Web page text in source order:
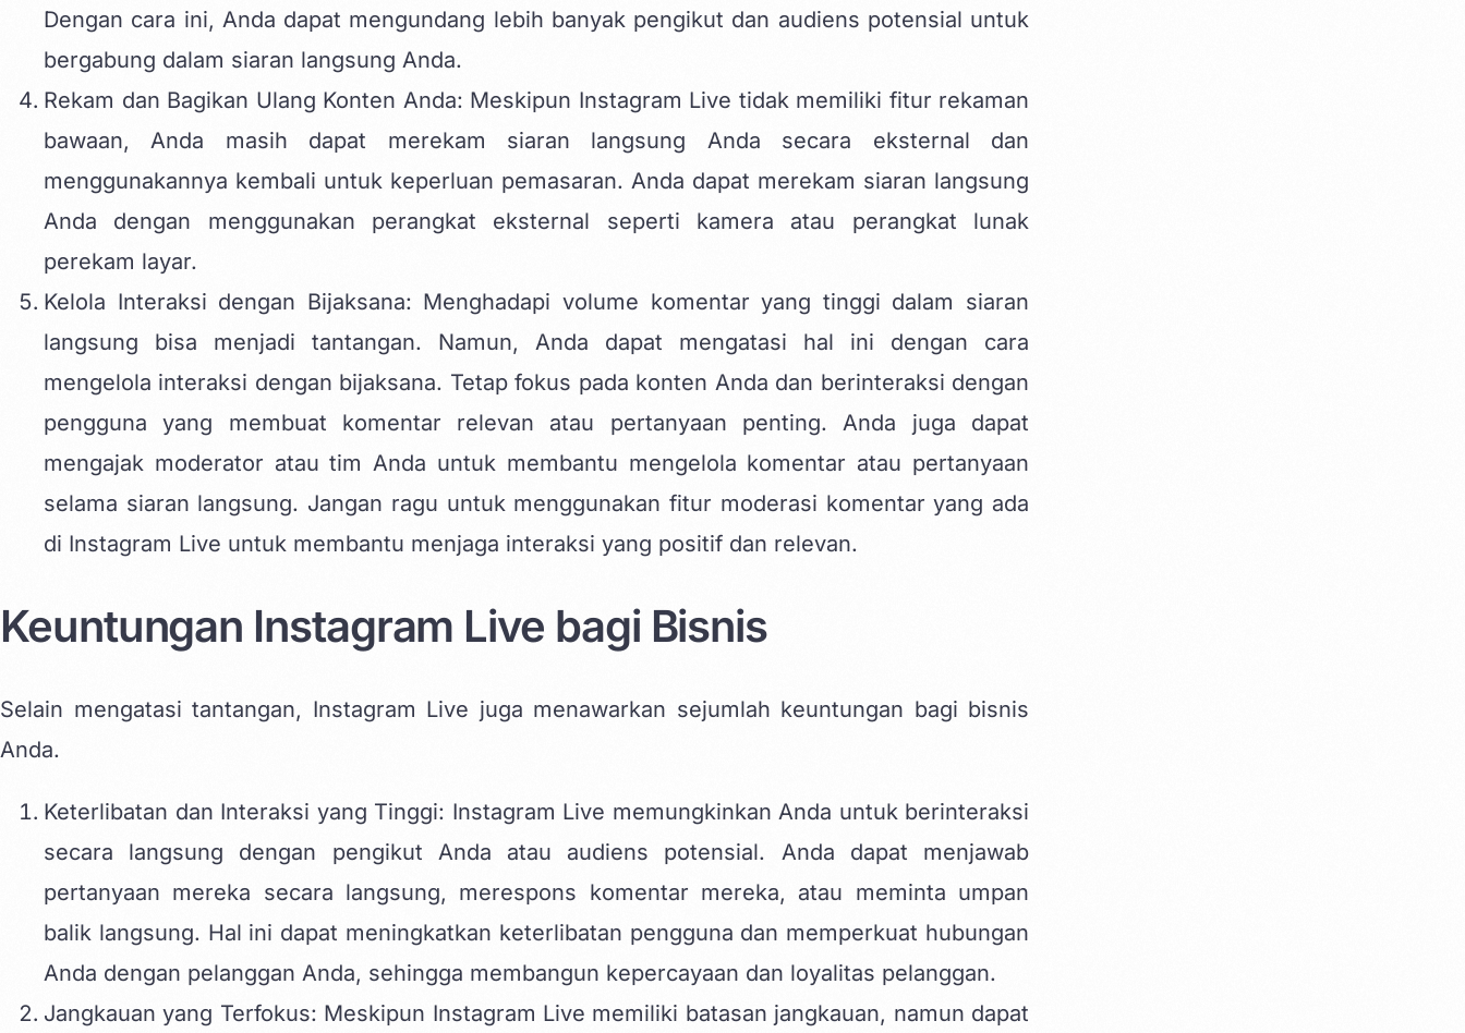
Dengan cara ini, Anda dapat mengundang lebih banyak pengikut dan audiens potensial untuk
bergabung dalam siaran langsung Anda.
Rekam dan Bagikan Ulang Konten Anda: Meskipun Instagram Live tidak memiliki fitur rekaman
bawaan, Anda masih dapat merekam siaran langsung Anda secara eksternal dan
menggunakannya kembali untuk keperluan pemasaran. Anda dapat merekam siaran langsung
Anda dengan menggunakan perangkat eksternal seperti kamera atau perangkat lunak
perekam layar.
Kelola Interaksi dengan Bijaksana: Menghadapi volume komentar yang tinggi dalam siaran
langsung bisa menjadi tantangan. Namun, Anda dapat mengatasi hal ini dengan cara
mengelola interaksi dengan bijaksana. Tetap fokus pada konten Anda dan berinteraksi dengan
pengguna yang membuat komentar relevan atau pertanyaan penting. Anda juga dapat
mengajak moderator atau tim Anda untuk membantu mengelola komentar atau pertanyaan
selama siaran langsung. Jangan ragu untuk menggunakan fitur moderasi komentar yang ada
di Instagram Live untuk membantu menjaga interaksi yang positif dan relevan.
Keuntungan Instagram Live bagi Bisnis
Selain mengatasi tantangan, Instagram Live juga menawarkan sejumlah keuntungan bagi bisnis
Anda.
Keterlibatan dan Interaksi yang Tinggi: Instagram Live memungkinkan Anda untuk berinteraksi
secara langsung dengan pengikut Anda atau audiens potensial. Anda dapat menjawab
pertanyaan mereka secara langsung, merespons komentar mereka, atau meminta umpan
balik langsung. Hal ini dapat meningkatkan keterlibatan pengguna dan memperkuat hubungan
Anda dengan pelanggan Anda, sehingga membangun kepercayaan dan loyalitas pelanggan.
Jangkauan yang Terfokus: Meskipun Instagram Live memiliki batasan jangkauan, namun dapat